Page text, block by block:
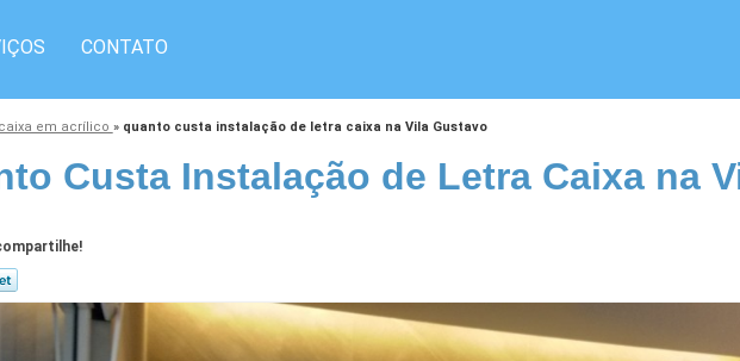
CONTATO
em acrílico » quanto custa instalação de letra caixa na Vila Gustavo
Custa Instalação de Letra Caixa na